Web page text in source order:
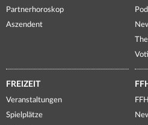
Partnerhoroskop
Aszendent
FREIZEIT
Veranstaltungen
Spielplätze